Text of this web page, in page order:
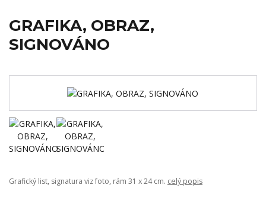
GRAFIKA, OBRAZ,
SIGNOVÁNO
Grafický list, signatura viz foto, rám 31 x 24 cm. celý popis